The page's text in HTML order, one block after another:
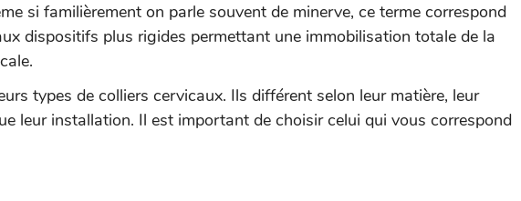
si familièrement on parle souvent de minerve, ce terme correspond
dispositifs plus rigides permettant une immobilisation totale de la
types de colliers cervicaux. Ils différent selon leur matière, leur
leur installation. Il est important de choisir celui qui vous correspond